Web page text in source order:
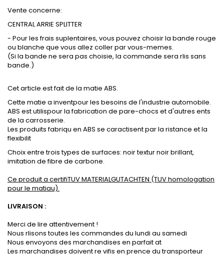
Vente concerne:
CENTRAL ARRIE SPLITTER
- Pour les frais suplentaires, vous pouvez choisir la bande rouge
ou blanche que vous allez coller par vous-memes.
(Si la bande ne sera pas choisie, la commande sera rlis sans
bande.)
Cet article est fait de la matie ABS.
Cette matie a inventpour les besoins de l'industrie automobile.
ABS est utilispour la fabrication de pare-chocs et d'autres ents
de la carrosserie.
Les produits fabriqu en ABS se caractisent par la ristance et la
flexibilit
Choix entre trois types de surfaces: noir textur noir brillant,
imitation de fibre de carbone.
Ce produit a certifiTUV MATERIALGUTACHTEN (TUV homologation
pour le matiau).
LIVRAISON :
Merci de lire attentivement !
Nous rlisons toutes les commandes du lundi au samedi
Nous envoyons des marchandises en parfait at
Les marchandises doivent re vifis en prence du transporteur